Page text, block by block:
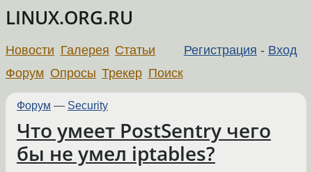
LINUX.ORG.RU
Регистрация - Вход
Новости Галерея Статьи
Форум Опросы Трекер Поиск
Форум — Security
Что умеет PostSentry чего
бы не умел iptables?